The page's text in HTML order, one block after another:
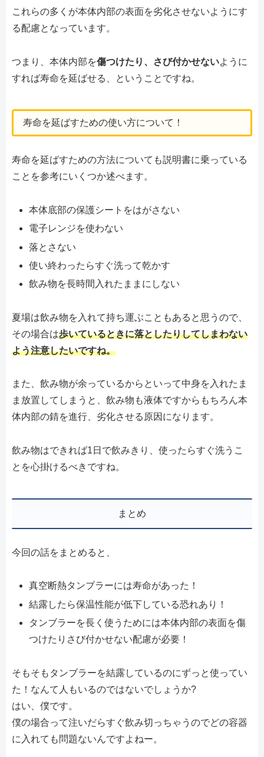
これらの多くが本体内部の表面を劣化させないようにす
る配慮となっています。
つまり、本体内部を傷つけたり、さび付かせないように
すれば寿命を延ばせる、ということですね。
寿命を延ばすための使い方について！
寿命を延ばすための方法についても説明書に乗っている
ことを参考にいくつか述べます。
本体底部の保護シートをはがさない
電子レンジを使わない
落とさない
使い終わったらすぐ洗って乾かす
飲み物を長時間入れたままにしない
夏場は飲み物を入れて持ち運ぶこともあると思うので、
その場合は歩いているときに落としたりしてしまわない
よう注意したいですね。
また、飲み物が余っているからといって中身を入れたま
ま放置してしまうと、飲み物も液体ですからもちろん本
体内部の錆を進行、劣化させる原因になります。
飲み物はできれば1日で飲みきり、使ったらすぐ洗うこ
とを心掛けるべきですね。
まとめ
今回の話をまとめると、
真空断熱タンブラーには寿命があった！
結露したら保温性能が低下している恐れあり！
タンブラーを長く使うためには本体内部の表面を傷
つけたりさび付かせない配慮が必要！
そもそもタンブラーを結露しているのにずっと使ってい
た！なんて人もいるのではないでしょうか?
はい、僕です。
僕の場合って注いだらすぐ飲み切っちゃうのでどの容器
に入れても問題ないんですよねー。